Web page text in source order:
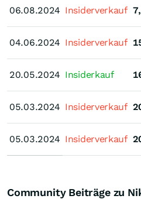
06.08.2024
04.06.2024
20.05.2024
05.03.2024
05.03.2024
06.08.2024 Insiderverkauf
04.06.2024 Insiderverkauf
20.05.2024 Insiderkauf
05.03.2024 Insiderverkauf
05.03.2024 Insiderverkauf
Community Beiträge zu